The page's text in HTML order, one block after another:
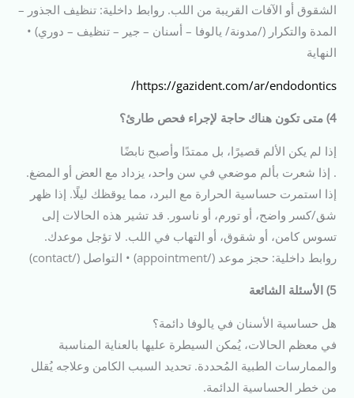
الشقوق أو الآفات القريبة من اللب. روابط داخلية: تنظيف الجذور –
المدة والتكرار (/مدونة/ يالوفا – أسنان – جير – تنظيف – دوري) •
النهاية
https://gazident.com/ar/endodontics/
4) متى تكون هناك حاجة لإجراء فحص طارئ؟
إذا لم يكن الألم قصيرًا، بل ممتدًا وأصبح نابضًا
. إذا شعرت بألم موضعي في سن واحد، يزداد مع العض أو المضغ.
إذا استمرت حساسية الحرارة مع البرد، مما يوقظك ليلًا. إذا ظهر
شق/كسر واضح، أو تورم، أو ناسور. قد تشير هذه الحالات إلى
تسوس كامن، أو شقوق، أو التهاب في اللب. لا تؤجل موعدك.
روابط داخلية: حجز موعد (/appointment) • التواصل (/contact)
5) الأسئلة الشائعة
هل حساسية الأسنان في يالوفا دائمة؟
في معظم الحالات، يُمكن السيطرة عليها بالعناية المناسبة
والممارسات الطبية المُحددة. تحديد السبب الكامن وعلاجه يُقلل
من خطر الحساسية الدائمة.